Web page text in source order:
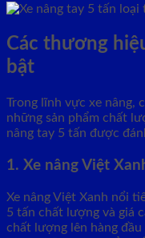
Các thương
bật
Trong lĩnh vực xe nâng,
những sản phẩm chất
nâng tay 5 tấn được
1. Xe nâng Việt
Xe nâng Việt Xanh nổi
5 tấn chất lượng và giá
chất lượng lên hàng đầu